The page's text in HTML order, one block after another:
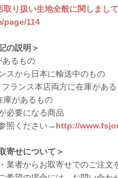
取り扱い生地全般に関しまし
page/114
の説明＞
あるもの
スから日本に輸送中のもの
フランス本店両方に在庫があ
庫があるもの
必要になる商品
照ください→ http://
寄せについて＞
業者からお取寄せでのご注文